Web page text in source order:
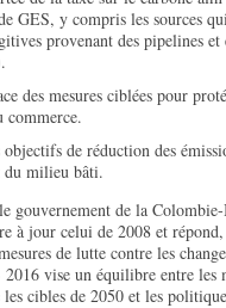
GES, y compris les sources
provenant des pipelines et
des mesures ciblées pour
commerce.
de réduction des
du milieu bâti.
gouvernement de la
à jour celui de 2008 et
de lutte contre les
vise un équilibre entre les
les cibles de 2050 et les